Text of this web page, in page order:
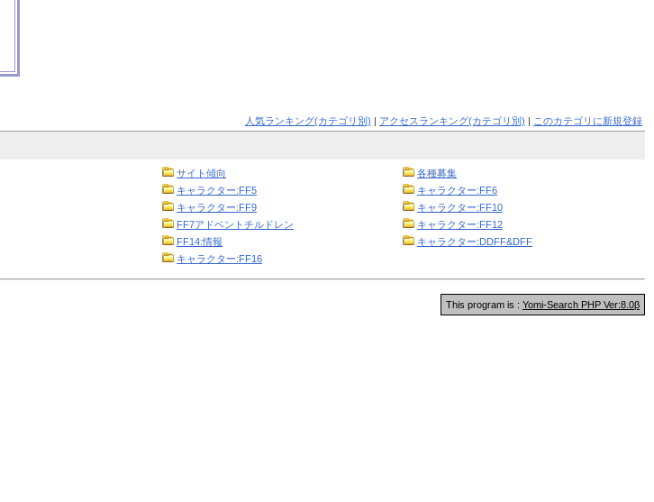
人気ランキング(カテゴリ別) | アクセスランキング(カテゴリ別) | このカテゴリに新規登録
サイト傾向
各種募集
キャラクター:FF5
キャラクター:FF6
キャラクター:FF9
キャラクター:FF10
FF7アドベントチルドレン
キャラクター:FF12
FF14:情報
キャラクター:DDFF&DFF
キャラクター:FF16
This program is : Yomi-Search PHP Ver:8.0β